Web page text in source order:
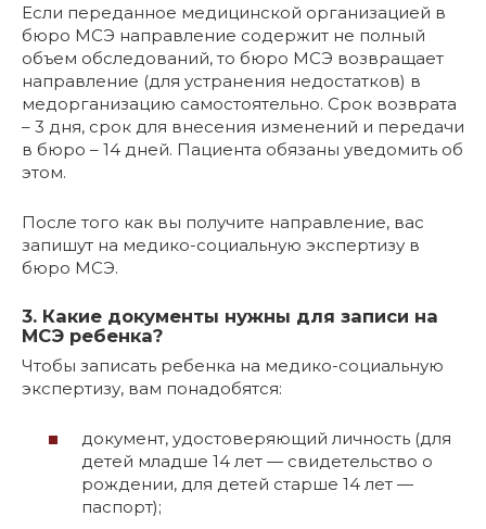
Если переданное медицинской организацией в
бюро МСЭ направление содержит не полный
объем обследований, то бюро МСЭ возвращает
направление (для устранения недостатков) в
медорганизацию самостоятельно. Срок возврата
– 3 дня, срок для внесения изменений и передачи
в бюро – 14 дней. Пациента обязаны уведомить об
этом.
После того как вы получите направление, вас
запишут на медико-социальную экспертизу в
бюро МСЭ.
3. Какие документы нужны для записи на
МСЭ ребенка?
Чтобы записать ребенка на медико-социальную
экспертизу, вам понадобятся:
документ, удостоверяющий личность (для
детей младше 14 лет — свидетельство о
рождении, для детей старше 14 лет —
паспорт);